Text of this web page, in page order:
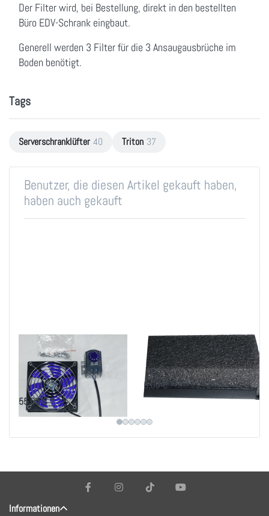
Der Filter wird, bei Bestellung, direkt in den bestellten
Büro EDV-Schrank eingbaut.
Generell werden 3 Filter für die 3 Ansaugausbrüche im
Boden benötigt.
Tags
Serverschranklüfter 40 Triton 37
Benutzer, die diesen Artikel gekauft haben,
haben auch gekauft
Leiser Lüfter mit
Thermostat zum
Selbsteinbau
55,00 € *
Akustik-Blindplatte
zur Schalldämpfung
5,00 € *
Informationen